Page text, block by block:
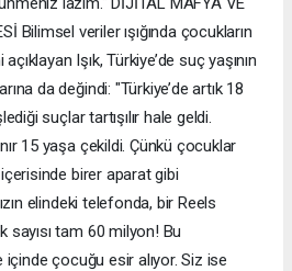
Bilimsel veriler ışığında çocukların
Işık, Türkiye’de suç yaşının
da değindi: "Türkiye’de artık 18
suçlar tartışılır hale geldi.
15 yaşa çekildi. Çünkü çocuklar
birer aparat gibi
elindeki telefonda, bir Reels
sayısı tam 60 milyon! Bu
çocuğu esir alıyor. Siz ise